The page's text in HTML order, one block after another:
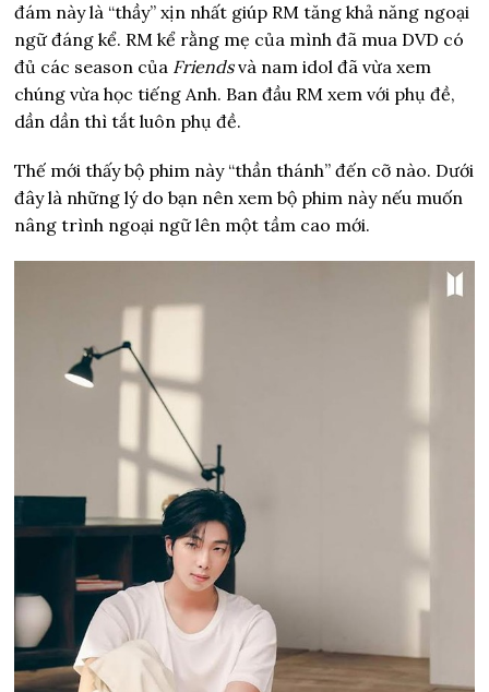
đám này là “thầy” xịn nhất giúp RM tăng khả năng ngoại
ngữ đáng kể. RM kể rằng mẹ của mình đã mua DVD có
đủ các season của Friendsvà nam idol đã vừa xem
chúng vừa học tiếng Anh. Ban đầu RM xem với phụ đề,
dần dần thì tắt luôn phụ đề.
Thế mới thấy bộ phim này “thần thánh” đến cỡ nào. Dưới
đây là những lý do bạn nên xem bộ phim này nếu muốn
nâng trình ngoại ngữ lên một tầm cao mới.